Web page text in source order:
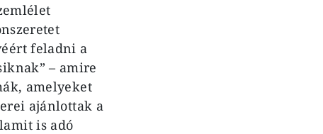
feladni a
– ami­re
amelyeket
ajánlottak a
is adó